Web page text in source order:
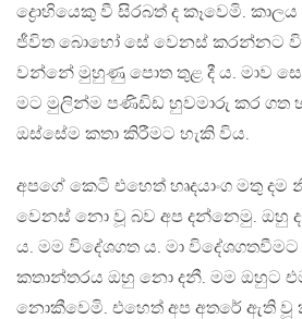
ද්‍රොහියෙකු වී සිරබත් ද කෑවෙමි.
ජීවිත බොහෝ සේ වෙනස් කරන්නට
වන්නේ මුහුණු පොත තුළ දී ය. මාව
මට මුලින්ම පණිඩිඩ හුවමාරු කර ගත
ඔස්සේම කතා කිරීමට හැකි විය.
අපගේ කෙටි එහෙත් හෘදයාංග මතු
වෙනස් නො වූ බව අප දන්නෙමු. ඔහු
ය. මම විදේශගත ය. මා
කතාන්තරය ඔහු නො දනී. මම ඔහුට
නොකීවෙමි. එහෙත් අප අතරේ ඇති වූ